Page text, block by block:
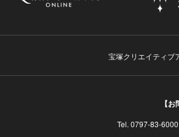
宝塚クリエイティブ
【
Tel. 0797-83-